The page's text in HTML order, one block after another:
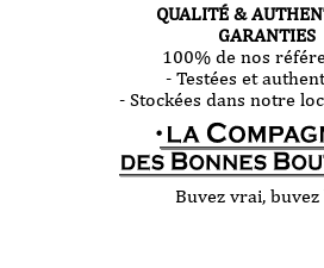
QUALITÉ &
GARANTIES
100% de nos
- Testées et
- Stockées dans notre
Buvez vrai, buvez